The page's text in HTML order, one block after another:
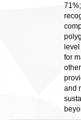
for
and